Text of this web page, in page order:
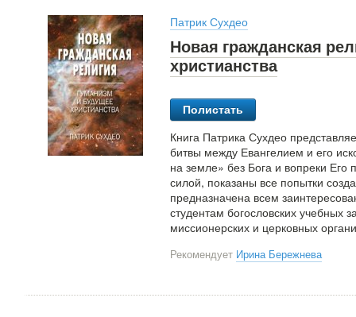
Патрик Сухдео
Новая гражданская
христианства
Полистать
Книга Патрика Сухдео
битвы между Евангелием и его
на земле» без Бога и вопреки Его
силой, показаны все попытки
предназначена всем
студентам богословских учебных
миссионерских и церковных
Рекомендует Ирина Бережнева